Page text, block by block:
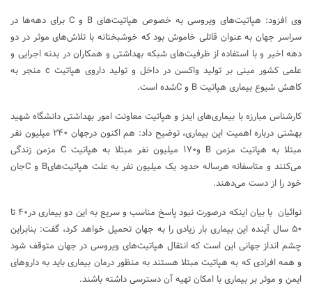
وی افزود: هپاتیت‌های ویروسی به خصوص هپاتیت‌های B و C برای دهه‌ها در
سراسر جهان به عنوان قاتلی خاموش بود که خوشبختانه با تلاش‌های موثر در دو
دهه اخیر و با استفاده از ظرفیت‌های شبکه بهداشتی و همکاران در بدنه اجرایی و
علمی کشور مبنی بر تولید واکسن در داخل و تولید داروی هپاتیت c منجر به
کاهش شیوع بیماری هپاتیت B و Cشده است.
کارشناس مبارزه با بیماری‌های ایدز و هپاتیت معاونت امور بهداشتی دانشگاه شهید
بهشتی درباره اهمیت این بیماری، توضیح داد: هم اکنون درجهان ۲۴۰ میلیون نفر
مبتلا به هپاتیت مزمن B و۱۷۰ میلیون نفر مبتلا به هپاتیت C مزمن زندگی
می‌کنند و متاسفانه هرساله حدود یک میلیون نفر به علت هپاتیت‌هایB و Cجان
خود را از دست می‌دهند.
نوائیان با بیان اینکه درصورت نبود پاسخ مناسب و سریع به این دو بیماری در۴۰ تا
۵۰ سال آینده این بیماری بار زیادی را به جهان تحمیل خواهد کرد، گفت: بنابراین
چشم انداز جهانی این است که انتقال هپاتیت‌های ویروسی در جهان متوقف شود
و همه افرادی که به هپاتیت مبتلا هستند به منظور درمان بیماری باید به داروهای
ایمن و موثر بر بیماری با امکان تهیه آن دسترسی داشته باشند.